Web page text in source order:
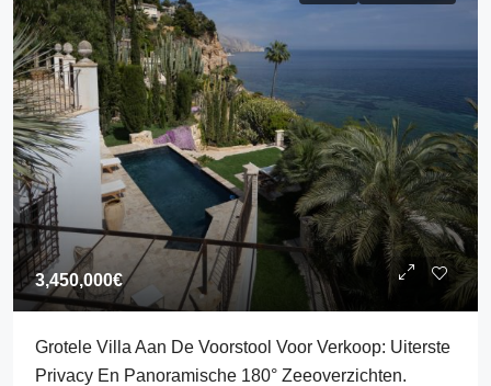
3,450,000€
Grotele Villa Aan De Voorstool Voor Verkoop: Uiterste
Privacy En Panoramische 180° Zeeoverzichten.